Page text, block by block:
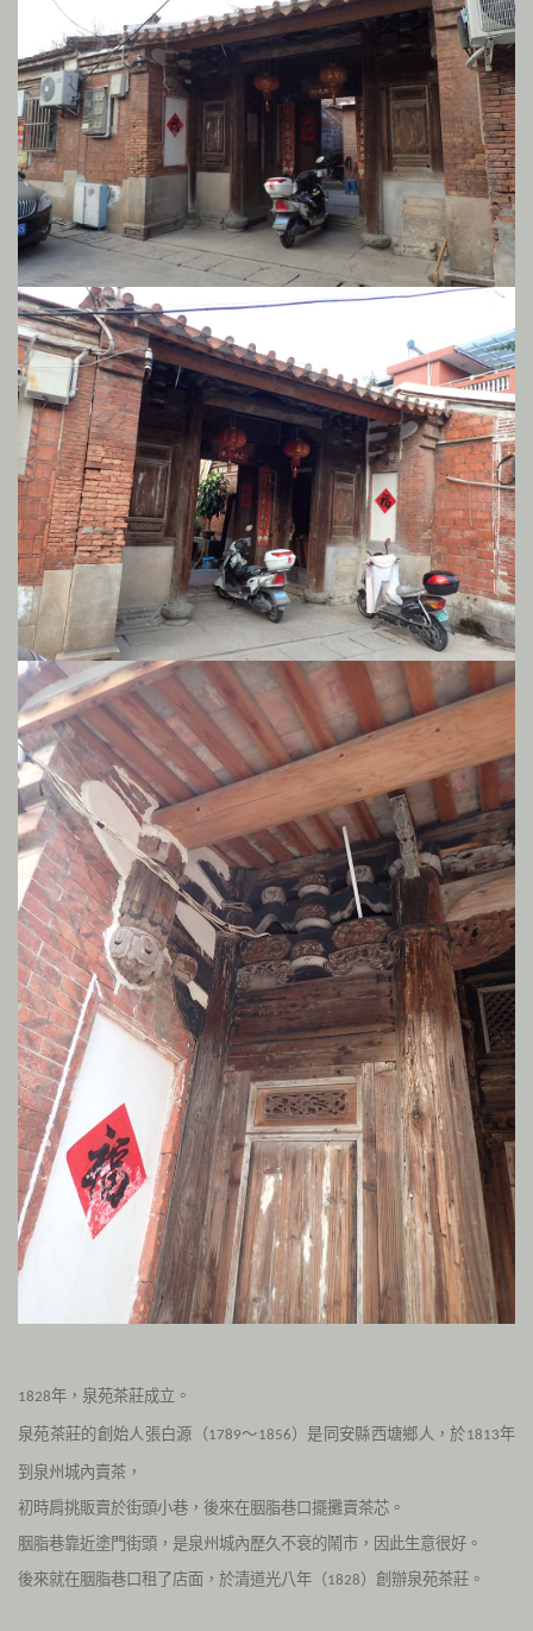
1828年，泉苑茶莊成立。
泉苑茶莊的創始人張白源（1789～1856）是同安縣西塘鄉人，於1813年
到泉州城內賣茶，
初時肩挑販賣於街頭小巷，後來在胭脂巷口擺攤賣茶芯。
胭脂巷靠近塗門街頭，是泉州城內歷久不衰的鬧市，因此生意很好。
後來就在胭脂巷口租了店面，於清道光八年（1828）創辦泉苑茶莊。